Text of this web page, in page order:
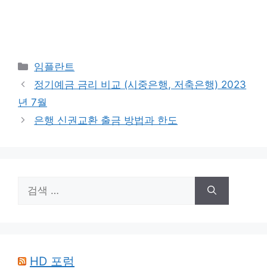
카
테
고
리
임플란트
정기예금 금리 비교 (시중은행, 저축은행) 2023
년 7월
은행 신권교환 출금 방법과 한도
색:
HD 포럼